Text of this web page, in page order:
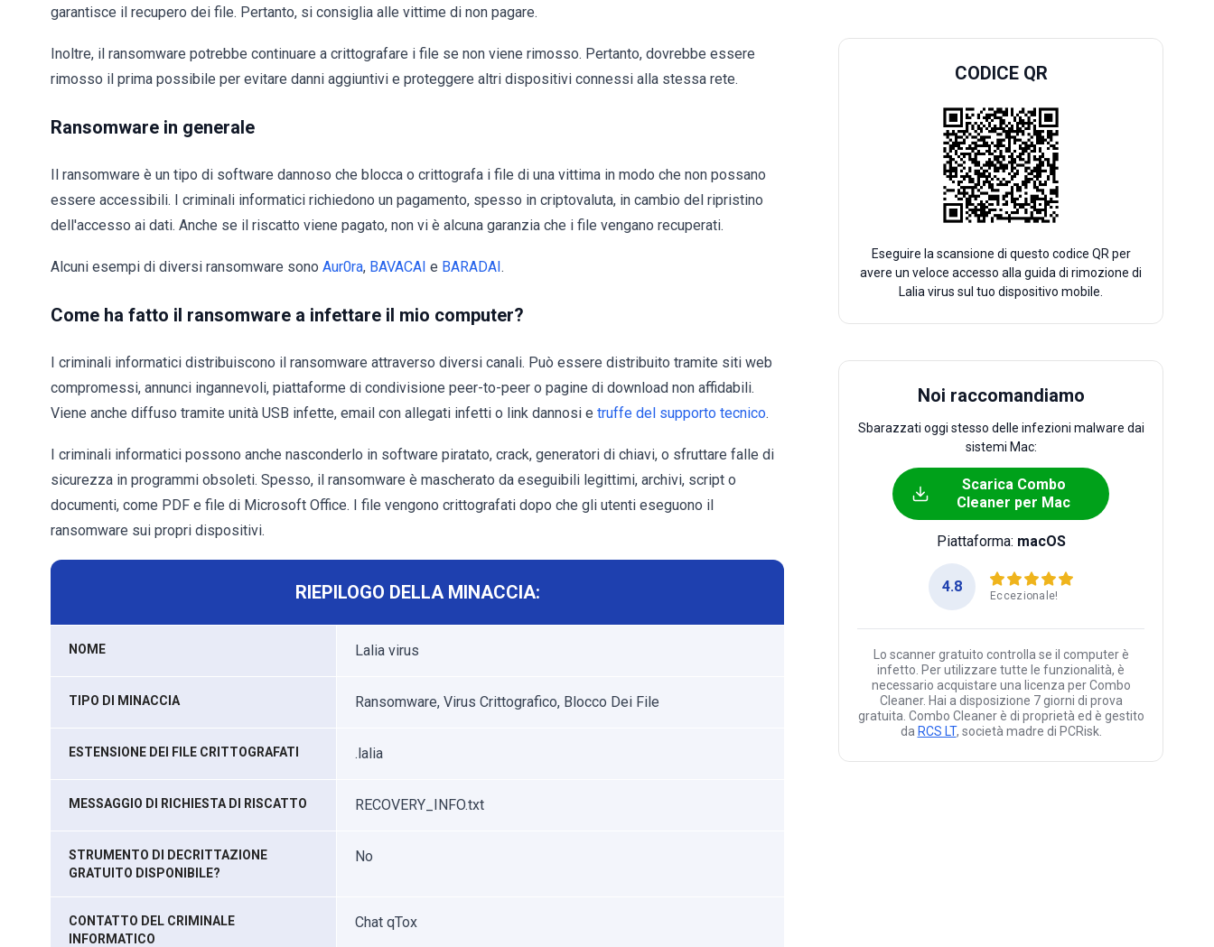
garantisce il recupero dei file. Pertanto, si consiglia alle vittime di non pagare.
Inoltre, il ransomware potrebbe continuare a crittografare i file se non viene rimosso. Pertanto, dovrebbe essere
rimosso il prima possibile per evitare danni aggiuntivi e proteggere altri dispositivi connessi alla stessa rete.
Ransomware in generale
Il ransomware è un tipo di software dannoso che blocca o crittografa i file di una vittima in modo che non possano
essere accessibili. I criminali informatici richiedono un pagamento, spesso in criptovaluta, in cambio del ripristino
dell'accesso ai dati. Anche se il riscatto viene pagato, non vi è alcuna garanzia che i file vengano recuperati.
Alcuni esempi di diversi ransomware sono Aur0ra, BAVACAI e BARADAI.
Come ha fatto il ransomware a infettare il mio computer?
I criminali informatici distribuiscono il ransomware attraverso diversi canali. Può essere distribuito tramite siti web
compromessi, annunci ingannevoli, piattaforme di condivisione peer-to-peer o pagine di download non affidabili.
Viene anche diffuso tramite unità USB infette, email con allegati infetti o link dannosi e truffe del supporto tecnico.
I criminali informatici possono anche nasconderlo in software piratato, crack, generatori di chiavi, o sfruttare falle di
sicurezza in programmi obsoleti. Spesso, il ransomware è mascherato da eseguibili legittimi, archivi, script o
documenti, come PDF e file di Microsoft Office. I file vengono crittografati dopo che gli utenti eseguono il
ransomware sui propri dispositivi.
RIEPILOGO DELLA MINACCIA:
NOME Lalia virus
TIPO DI MINACCIA Ransomware, Virus Crittografico, Blocco Dei File
ESTENSIONE DEI FILE CRITTOGRAFATI .lalia
MESSAGGIO DI RICHIESTA DI RISCATTO RECOVERY_INFO.txt
STRUMENTO DI DECRITTAZIONE
GRATUITO DISPONIBILE?
No
CONTATTO DEL CRIMINALE
INFORMATICO
Chat qTox
CODICE QR
Eseguire la scansione di questo codice QR per
avere un veloce accesso alla guida di rimozione di
Lalia virus sul tuo dispositivo mobile.
Noi raccomandiamo
Sbarazzati oggi stesso delle infezioni malware dai
sistemi Mac:
Scarica Combo
Cleaner per Mac
Piattaforma: macOS
4.8
Eccezionale!
Lo scanner gratuito controlla se il computer è
infetto. Per utilizzare tutte le funzionalità, è
necessario acquistare una licenza per Combo
Cleaner. Hai a disposizione 7 giorni di prova
gratuita. Combo Cleaner è di proprietà ed è gestito
da RCS LT, società madre di PCRisk.